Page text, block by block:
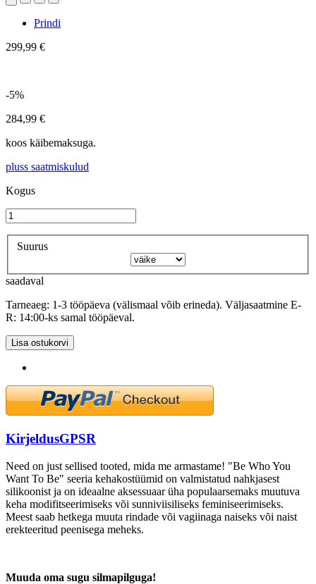
Prindi
299,99 €
-5%
284,99 €
koos käibemaksuga.
pluss saatmiskulud
Kogus
Suurus
saadaval
Tarneaeg: 1-3 tööpäeva (välismaal võib erineda). Väljasaatmine E-
R: 14:00-ks samal tööpäeval.
Lisa ostukorvi
KirjeldusGPSR
Need on just sellised tooted, mida me armastame! "Be Who You
Want To Be" seeria kehakostüümid on valmistatud nahkjasest
silikoonist ja on ideaalne aksessuaar üha populaarsemaks muutuva
keha modifitseerimiseks või sunniviisiliseks feminiseerimiseks.
Meest saab hetkega muuta rindade või vagiinaga naiseks või naist
erekteeritud peenisega meheks.
Muuda oma sugu silmapilguga!